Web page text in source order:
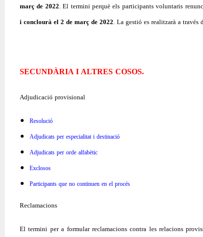
març de 2022. El termini perquè els participants voluntaris
i conclourà el 2 de març de 2022. La gestió es realitzarà a través
SECUNDÀRIA I ALTRES COSOS.
Adjudicació provisional
Resolució
Adjudicats per especialitat i destinació
Adjudicats per orde alfabètic
Exclosos
Participants que no continuen en el procés
Reclamacions
El termini per a formular reclamacions contra les relacions